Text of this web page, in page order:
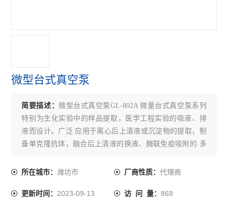
微型台式真空泵
简要描述：微型台式真空泵GL-802A 微量台式真空泵系列
特别为生化实验中的样品提取，医学工程实验的吸液、排
液而设计。广泛 应用于离心后上清液或沉淀物的提取，制
备单克隆抗体，融合后上清液的换液、酶联免疫吸附的 多
生化分析仪作快速抽液。
所在城市： 潍坊市 厂商性质： 代理商
更新时间：2023-09-13 访 问 量： 868